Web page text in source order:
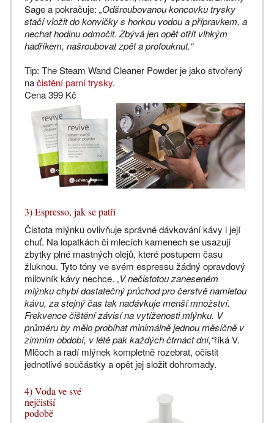
Sage a pokračuje: „Odšroubovanou koncovku trysky
stačí vložit do konvičky s horkou vodou a přípravkem, a
nechat hodinu odmočit. Zbývá jen opět otřít vlhkým
hadříkem, našroubovat zpět a profouknut.“
Tip: The Steam Wand Cleaner Powder je jako stvořený
načistění parní trysky.
Cena 399 Kč
3) Espresso, jak se patří
Čistota mlýnku ovlivňuje správné dávkování kávy i její
chuť. Na lopatkách či mlecích kamenech se usazují
zbytky plné mastných olejů, které postupem času
žluknou. Tyto tóny ve svém espressu žádný opravdový
milovník kávy nechce. „V nečistotou zaneseném
mlýnku chybí dostatečný průchod pro čerstvě namletou
kávu, za stejný čas tak nadávkuje menší množství.
Frekvence čištění závisí na vytíženosti mlýnku. V
průměru by mělo probíhat minimálně jednou měsíčně v
zimním období, v létě pak každých čtrnáct dní,“říká V.
Mlčoch a radí mlýnek kompletně rozebrat, očistit
jednotlivé součástky a opět jej složit dohromady.
4) Voda ve své
nejčistší
podobě